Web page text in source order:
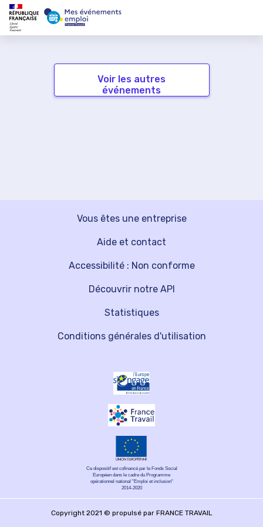
Voir les autres
événements
Vous êtes une entreprise
Découvrir notre API
Aide et contact
Statistiques
Accessibilité : Non conforme
Conditions générales d'utilisation
Ce dispositif est cofinancé par le Fonds Social
Européen dans le cadre du Programme
opérationnel national "Emploi et inclusion"
2014-2020
Copyright 2021 © propulsé par FRANCE TRAVAIL